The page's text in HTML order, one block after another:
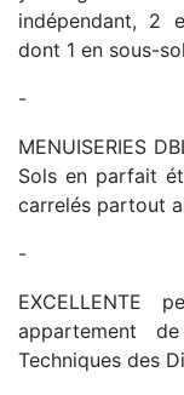
indépendant, 2
dont 1 en sous-
-
MENUISERIES
Sols en parfait
carrelés partout
-
EXCELLENTE
appartement
Techniques des